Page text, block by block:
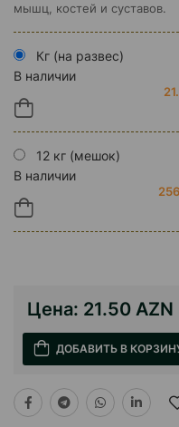
мышц, костей и суставов.
Кг (на развес)
В наличии
12 кг (мешок)
В наличии
Цена: 21.50 AZN
ДОБАВИТЬ В